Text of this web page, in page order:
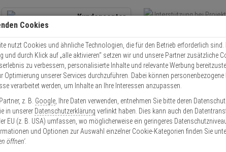
Kundencenter
Kontaktservice nutzen
Mo. - Do.: 8:00 - 16:30 Fr. 8:00 - 14:00 Uhr
Zutritt Einbruch
4010/5-IP-BOX PIR Aussenbewegungsmelder
Cookies
nutzt Cookies und ähnliche Technologien, die für den Betrieb erforderlich sind.
und durch Klick auf „alle aktivieren“ setzen wir und unsere Partner zusätzliche
zu verbessern, personalisierte Inhalte und relevante Werbung
Optimierung unserer Services durchzuführen. Dabei können personenbezogene
verarbeitet werden, um Inhalte an Ihre Interessen anzupassen.
z. B. Google , Ihre Daten verwenden, entnehmen Sie bitte deren
in unserer Datenschutzerklärung verlinkt haben. Dies kann auch den
EU (z. B. USA) umfassen, wo möglicherweise ein geringeres
und Optionen zur Auswahl einzelner Cookie-Kategorien finden Sie
öffnen'.